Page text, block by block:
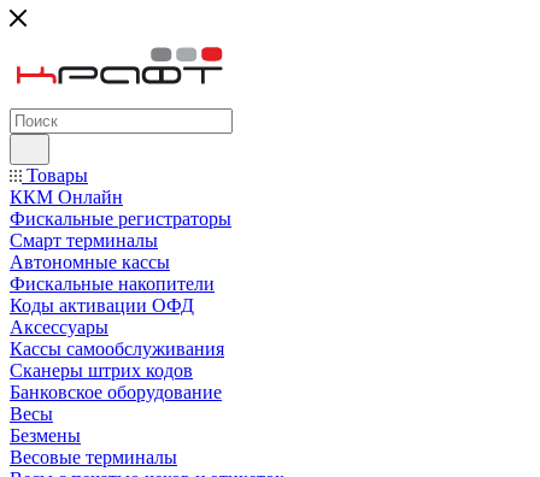
Товары
ККМ Онлайн
Фискальные регистраторы
Смарт терминалы
Автономные кассы
Фискальные накопители
Коды активации ОФД
Аксессуары
Кассы самообслуживания
Сканеры штрих кодов
Банковское оборудование
Весы
Безмены
Весовые терминалы